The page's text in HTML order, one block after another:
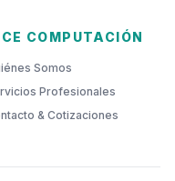
COMPUTACIÓN
Somos
Profesionales
& Cotizaciones